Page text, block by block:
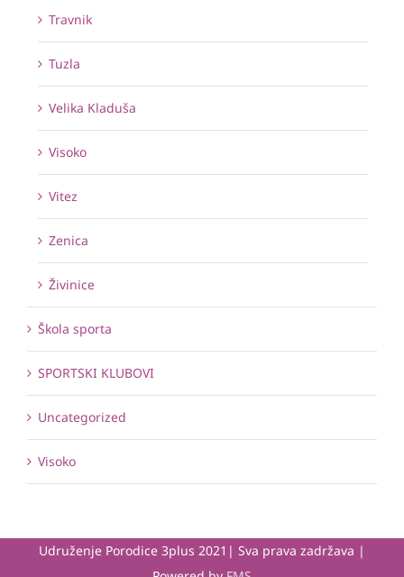
Travnik
Tuzla
Velika Kladuša
Visoko
Vitez
Zenica
Živinice
Škola sporta
SPORTSKI KLUBOVI
Uncategorized
Visoko
Udruženje Porodice 3plus 2021| Sva prava zadržava |